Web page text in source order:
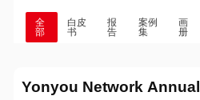
全
部
白皮
书
报
告
案例
集
画
册
Yonyou Network Annual